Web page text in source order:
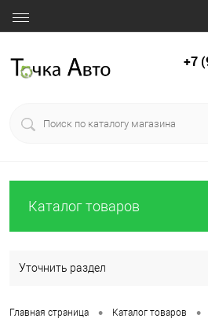
+7
Каталог товаров
Уточнить раздел
Главная страница • Каталог товаров •